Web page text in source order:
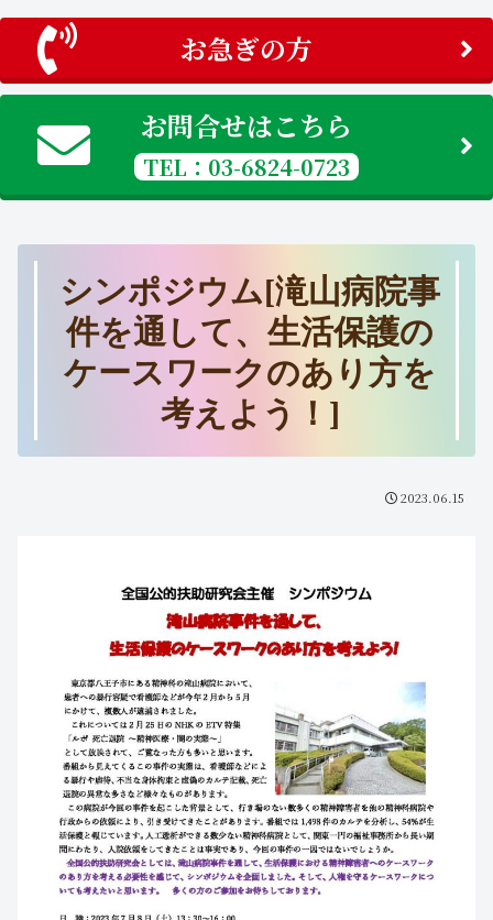
お急ぎの方
お問合せはこちら
TEL：03-6824-0723
シンポジウム[滝山病院事
件を通して、生活保護の
ケースワークのあり方を
考えよう！]
2023.06.15